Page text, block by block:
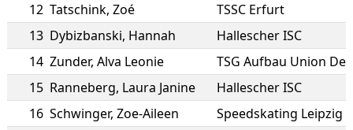
12 Tatschink, Zoé
TSSC Erfurt
13 Dybizbanski, Hannah
Hallescher ISC
14 Zunder, Alva Leonie
TSG Aufbau Union
15 Ranneberg, Laura Janine
Hallescher ISC
16 Schwinger, Zoe-Aileen
Speedskating Leipzig